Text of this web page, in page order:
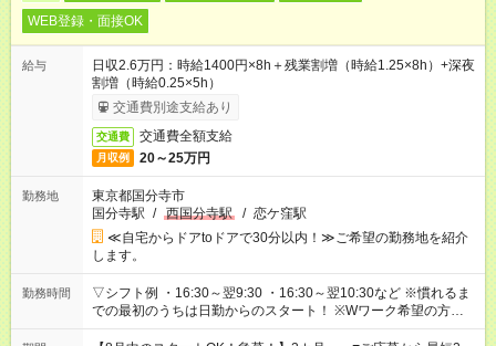
WEB登録・面接OK
給与
日収2.6万円：時給1400円×8h＋残業割増（時給1.25×8h）+深夜
割増（時給0.25×5h）
交通費別途支給あり
交通費 交通費全額支給
月収例 20～25万円
勤務地
東京都国分寺市
国分寺駅 / 西国分寺駅 / 恋ケ窪駅
≪自宅からドアtoドアで30分以内！≫ご希望の勤務地を紹介
します。
勤務時間
▽シフト例 ・16:30～翌9:30 ・16:30～翌10:30など ※慣れるま
での最初のうちは日勤からのスタート！ ※Wワーク希望の方へ
今ご覧のお仕事で希望する勤務時間と、もう1つのお仕事の勤務